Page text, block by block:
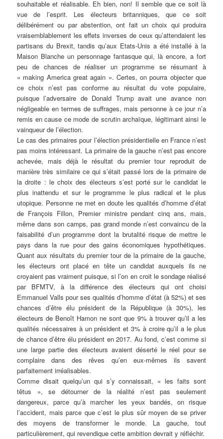
souhaitable et réalisable. Eh bien, non! Il semble que ce soit là
vue de l’esprit. Les électeurs britanniques, que ce soit
délibérément ou par abstention, ont fait un choix qui produira
vraisemblablement les effets inverses de ceux qu’attendaient les
partisans du Brexit, tandis qu’aux Etats-Unis a été installé à la
Maison Blanche un personnage fantasque qui, là encore, a fort
peu de chances de réaliser un programme se résumant à
« making America great again ». Certes, on pourra objecter que
ce choix n’est pas conforme au résultat du vote populaire,
puisque l’adversaire de Donald Trump avait une avance non
négligeable en termes de suffrages, mais personne à ce jour n’a
remis en cause ce mode de scrutin archaïque, légitimant ainsi le
vainqueur de l’élection.
Le cas des primaires pour l’élection présidentielle en France n’est
pas moins intéressant. La primaire de la gauche n’est pas encore
achevée, mais déjà le résultat du premier tour reproduit de
manière très similaire ce qui s’était passé lors de la primaire de
la droite : le choix des électeurs s’est porté sur le candidat le
plus inattendu et sur le programme le plus radical et le plus
utopique. Personne ne met en doute les qualités d’homme d’état
de François Fillon, Premier ministre pendant cinq ans, mais,
même dans son camps, pas grand monde n’est convaincu de la
faisabilité d’un programme dont la brutalité risque de mettre le
pays dans la rue pour des gains économiques hypothétiques.
Quant aux résultats du premier tour de la primaire de la gauche,
les électeurs ont placé en tête un candidat auxquels ils ne
croyaient pas vraiment puisque, si l’on en croit le sondage réalisé
par BFMTV, à la différence des électeurs qui ont choisi
Emmanuel Valls pour ses qualités d’homme d’état (à 52%) et ses
chances d’être élu président de la République (à 30%), les
électeurs de Benoît Hamon ne sont que 9% à trouver qu’il a les
qualités nécessaires à un président et 3% à croire qu’il a le plus
de chance d’être élu président en 2017. Au fond, c’est comme si
une large partie des électeurs avaient déserté le réel pour se
complaire dans des rêves qu’en eux-mêmes ils savent
parfaitement irréalisables.
Comme disait quelqu’un qui s’y connaissait, « les faits sont
têtus », se détourner de la réalité n’est pas seulement
dangereux, parce qu’à marcher les yeux bandés, on risque
l’accident, mais parce que c’est le plus sûr moyen de se priver
des moyens de transformer le monde. La gauche, tout
particulièrement, qui revendique cette ambition devrait y réfléchir.